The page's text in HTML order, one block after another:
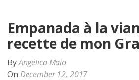
Empanada à la
recette de mon
ByAngélica Maio
On December 12, 2017